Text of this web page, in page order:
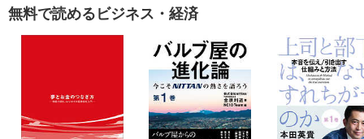
無料で読めるビジネス・経済